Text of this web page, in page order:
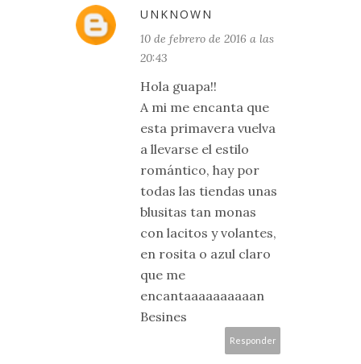
UNKNOWN
10 de febrero de 2016 a las
20:43
Hola guapa!!
A mi me encanta que
esta primavera vuelva
a llevarse el estilo
romántico, hay por
todas las tiendas unas
blusitas tan monas
con lacitos y volantes,
en rosita o azul claro
que me
encantaaaaaaaaaan
Besines
Responder